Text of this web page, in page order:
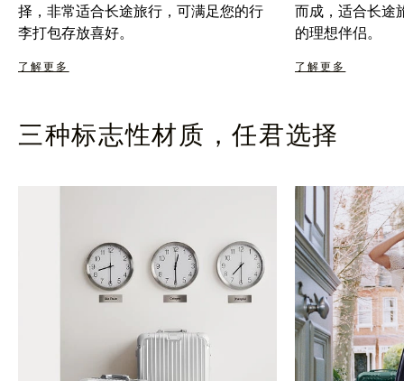
择，非常适合长途旅行，可满足您的行
李打包存放喜好。
了解更多
而成，适合长途
的理想伴侣。
了解更多
三种标志性材质，任君选择